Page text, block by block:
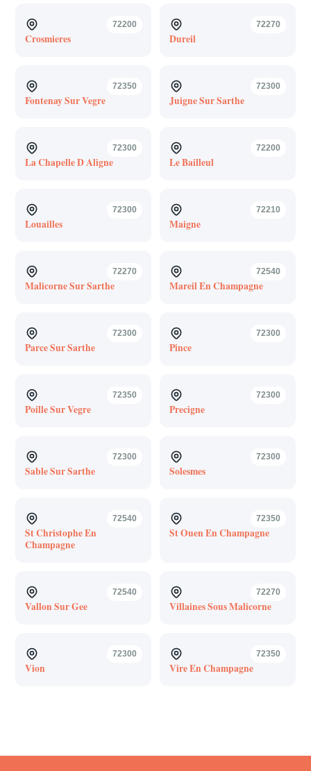
72200
Crosmieres
72270
Dureil
72350
Fontenay Sur Vegre
72300
Juigne Sur Sarthe
72300
La Chapelle D Aligne
72200
Le Bailleul
72300
Louailles
72210
Maigne
72270
Malicorne Sur Sarthe
72540
Mareil En Champagne
72300
Parce Sur Sarthe
72300
Pince
72350
Poille Sur Vegre
72300
Precigne
72300
Sable Sur Sarthe
72300
Solesmes
72540
St Christophe En
Champagne
72350
St Ouen En Champagne
72540
Vallon Sur Gee
72270
Villaines Sous Malicorne
72300
Vion
72350
Vire En Champagne